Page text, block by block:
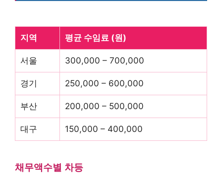
지역 평균 수임료 (원)
서울 300,000 – 700,000
경기 250,000 – 600,000
부산 200,000 – 500,000
대구 150,000 – 400,000
채무액수별 차등